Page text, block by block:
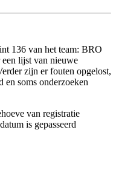
136 van het team: BRO
lijst van nieuwe
zijn er fouten opgelost,
en soms onderzoeken
van registratie
is gepasseerd